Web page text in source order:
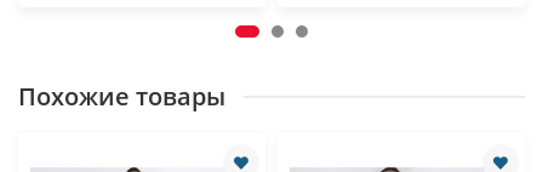
Похожие товары